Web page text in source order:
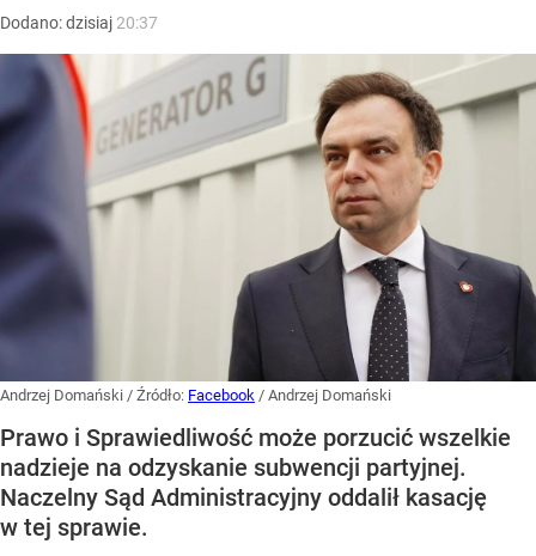
Dodano:dzisiaj 20:37
Andrzej Domański / Źródło: Facebook / Andrzej Domański
Prawo i Sprawiedliwość może porzucić wszelkie
nadzieje na odzyskanie subwencji partyjnej.
Naczelny Sąd Administracyjny oddalił kasację
w tej sprawie.